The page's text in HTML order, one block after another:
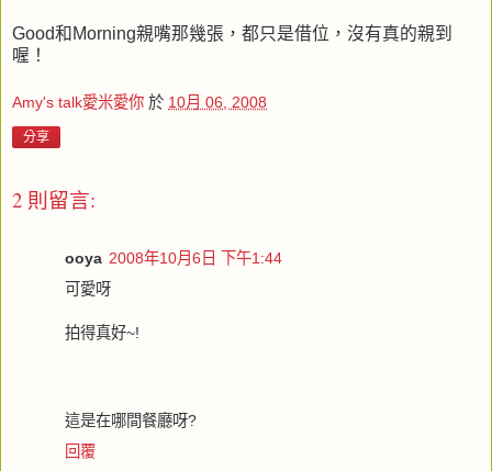
Good和Morning親嘴那幾張，都只是借位，沒有真的親到
喔！
Amy's talk愛米愛你 於 10月 06, 2008
分享
2 則留言:
ooya 2008年10月6日 下午1:44
可愛呀
拍得真好~!
這是在哪間餐廳呀?
回覆